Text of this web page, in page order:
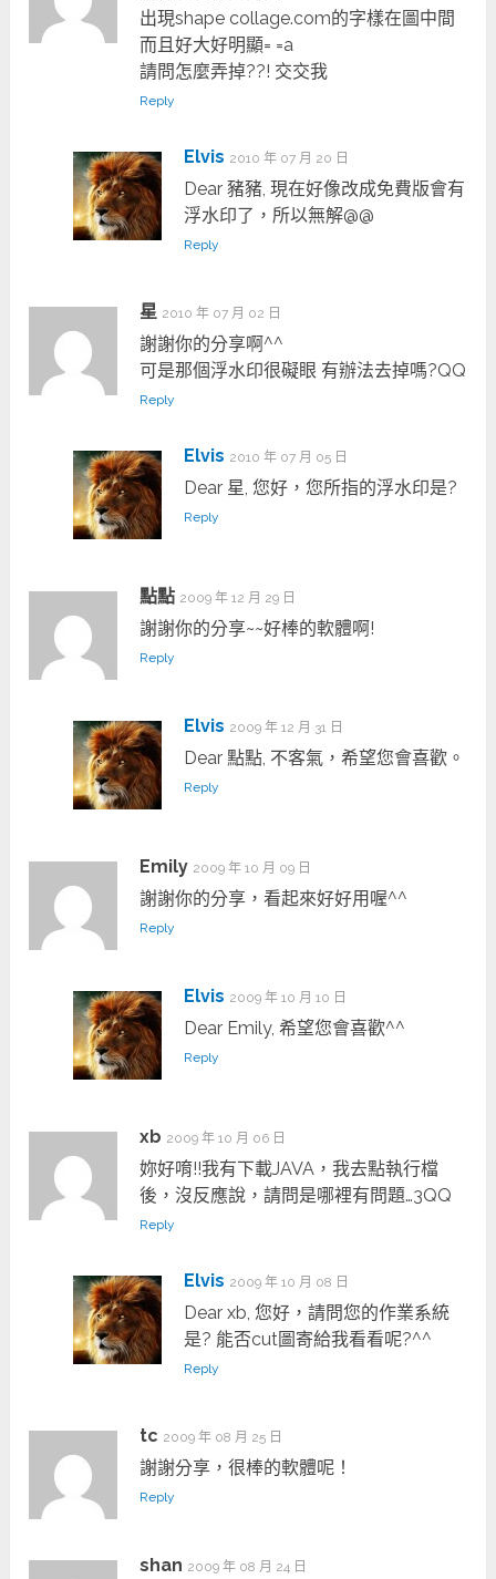
出現shape collage.com的字樣在圖中間
而且好大好明顯= =a
請問怎麼弄掉??! 交交我
Reply
Elvis 2010 年 07 月 20 日
Dear 豬豬, 現在好像改成免費版會有
浮水印了，所以無解@@
Reply
星 2010 年 07 月 02 日
謝謝你的分享啊^^
可是那個浮水印很礙眼 有辦法去掉嗎?QQ
Reply
Elvis 2010 年 07 月 05 日
Dear 星, 您好，您所指的浮水印是?
Reply
點點 2009 年 12 月 29 日
謝謝你的分享~~好棒的軟體啊!
Reply
Elvis 2009 年 12 月 31 日
Dear 點點, 不客氣，希望您會喜歡。
Reply
Emily 2009 年 10 月 09 日
謝謝你的分享，看起來好好用喔^^
Reply
Elvis 2009 年 10 月 10 日
Dear Emily, 希望您會喜歡^^
Reply
xb 2009 年 10 月 06 日
妳好唷!!我有下載JAVA，我去點執行檔
後，沒反應說，請問是哪裡有問題…3QQ
Reply
Elvis 2009 年 10 月 08 日
Dear xb, 您好，請問您的作業系統
是? 能否cut圖寄給我看看呢?^^
Reply
tc 2009 年 08 月 25 日
謝謝分享，很棒的軟體呢！
Reply
shan 2009 年 08 月 24 日